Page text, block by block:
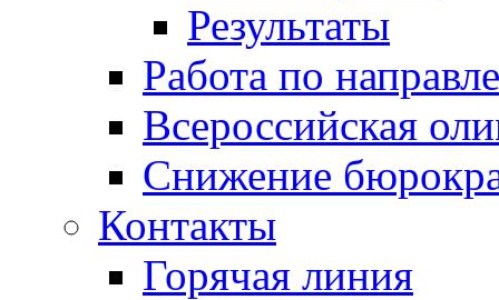
Результаты
Работа по
Всероссийская
Снижение
Контакты
Горячая линия